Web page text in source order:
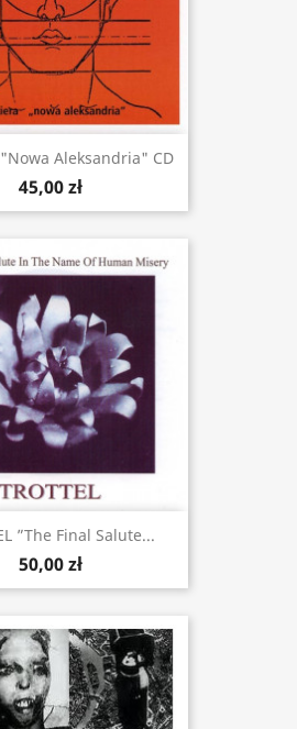
"Nowa Aleksandria" CD
45,00 zł
”The Final Salute...
50,00 zł